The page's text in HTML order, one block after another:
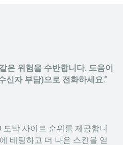
은 위험을 수반합니다. 도움이
신자 부담)으로 전화하세요."
도박 사이트 순위를 제공합니
베팅하고 더 나은 스킨을 얻